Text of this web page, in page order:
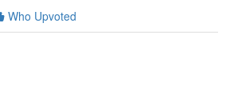
Who Upvoted